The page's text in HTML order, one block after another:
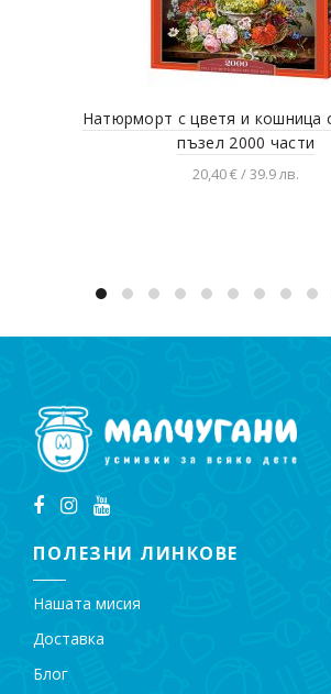
Натюрморт с цветя и кошница
пъзел 2000 части
20,40 € / 39.9 лв.
ПОЛЕЗНИ ЛИНКОВЕ
Нашата мисия
Доставка
Блог